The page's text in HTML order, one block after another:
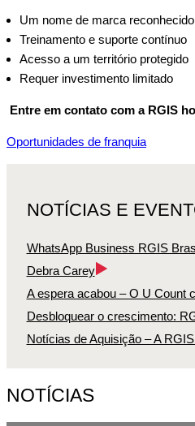
Um nome de marca reconhecido
Treinamento e suporte contínuo
Acesso a um território protegido
Requer investimento limitado
Entre em contato com a RGIS
Oportunidades de franquia
NOTÍCIAS E
WhatsApp Business RGIS
Debra Carey
A espera acabou – O U Count
Desbloquear o crescimento:
Notícias de Aquisição – A
NOTÍCIAS